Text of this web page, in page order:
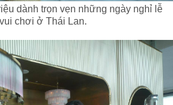
dành trọn vẹn những ngày nghỉ lễ
chơi ở Thái Lan.